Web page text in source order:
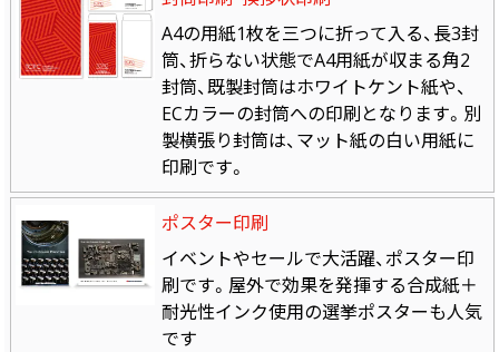
A4の用紙1枚を三つに折って入る、長3封
筒、折らない状態でA4用紙が収まる角2
封筒、既製封筒はホワイトケント紙や、
ECカラーの封筒への印刷となります。別
製横張り封筒は、マット紙の白い用紙に
印刷です。
ポスター印刷
イベントやセールで大活躍、ポスター印
刷です。屋外で効果を発揮する合成紙＋
耐光性インク使用の選挙ポスターも人気
です